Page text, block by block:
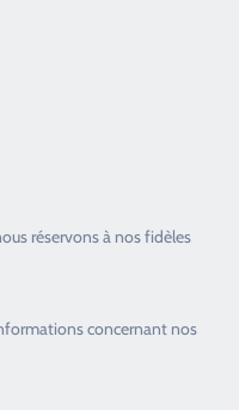
réservons à nos fidèles
concernant nos